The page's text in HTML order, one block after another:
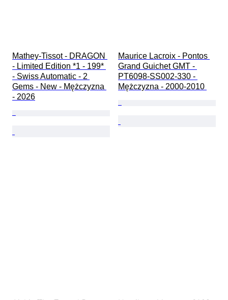
Mathey-Tissot - DRAGON
- Limited Edition *1 - 199*
- Swiss Automatic - 2
Gems - New - Mężczyzna
- 2026
Maurice Lacroix - Pontos
Grand Guichet GMT -
PT6098-SS002-330 -
Mężczyzna - 2000-2010